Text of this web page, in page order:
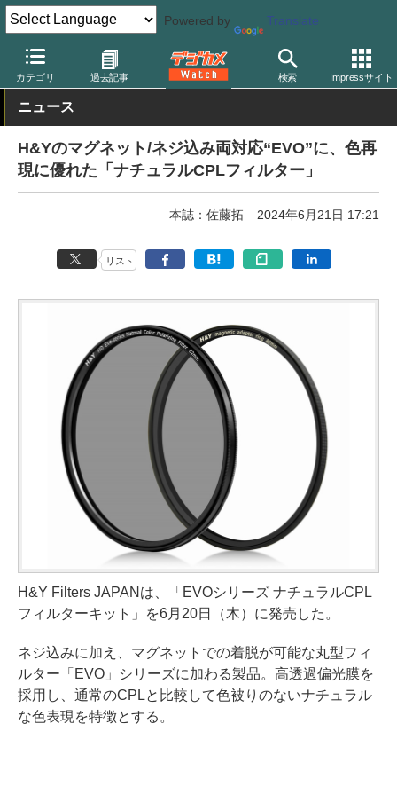
Powered by Translate
カテゴリ 過去記事 検索 Impressサイト
デジカメ Watch レンズ レンズフィルター H&Y
ニュース
H&Yのマグネット/ネジ込み両対応“EVO”に、色再
現に優れた「ナチュラルCPLフィルター」
本誌：佐藤拓 2024年6月21日 17:21
リスト
H&Y Filters JAPANは、「EVOシリーズ ナチュラルCPL
フィルターキット」を6月20日（木）に発売した。
ネジ込みに加え、マグネットでの着脱が可能な丸型フィ
ルター「EVO」シリーズに加わる製品。高透過偏光膜を
採用し、通常のCPLと比較して色被りのないナチュラル
な色表現を特徴とする。